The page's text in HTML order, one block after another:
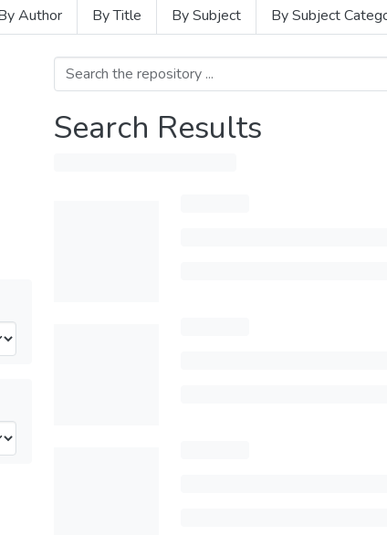
Author By Title By Subject By Subject
Search Results